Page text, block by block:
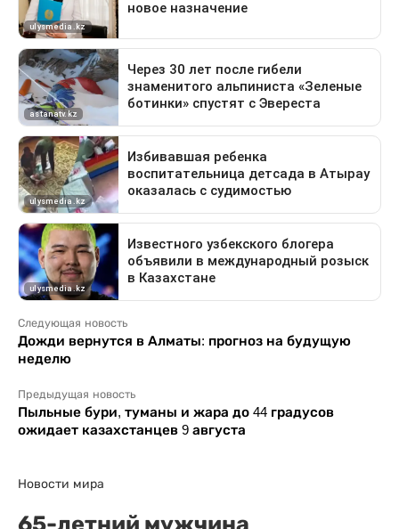
Следующая новость
Дожди вернутся в Алматы: прогноз на будущую
неделю
Предыдущая новость
Пыльные бури, туманы и жара до 44 градусов
ожидает казахстанцев 9 августа
Новости мира
65-летний мужчина